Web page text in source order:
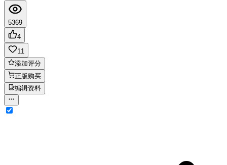
5369
4
11
添加评分
正版购买
编辑资料